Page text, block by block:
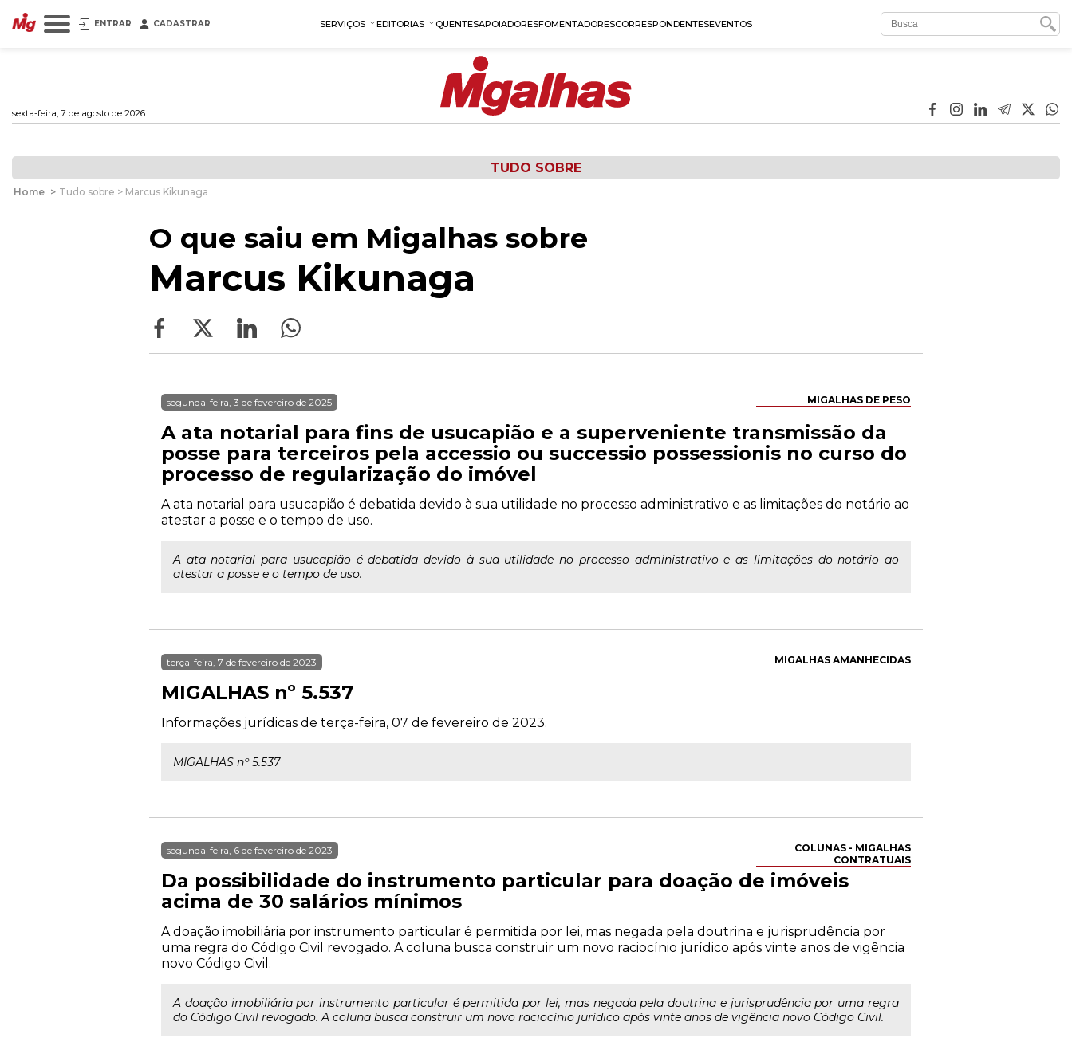
ENTRAR CADASTRAR SERVIÇOS EDITORIAS QUENTESAPOIADORESFOMENTADORESCORRESPONDENTESEVENTOS
sexta-feira, 7 de agosto de 2026
TUDO SOBRE
Home > Tudo sobre > Marcus Kikunaga
O que saiu em Migalhas sobre
Marcus Kikunaga
MIGALHAS DE PESO
segunda-feira, 3 de fevereiro de 2025
A ata notarial para fins de usucapião e a superveniente transmissão da
posse para terceiros pela accessio ou successio possessionis no curso do
processo de regularização do imóvel
A ata notarial para usucapião é debatida devido à sua utilidade no processo administrativo e as limitações do notário ao
atestar a posse e o tempo de uso.
A ata notarial para usucapião é debatida devido à sua utilidade no processo administrativo e as limitações do notário ao
atestar a posse e o tempo de uso.
MIGALHAS AMANHECIDAS
terça-feira, 7 de fevereiro de 2023
MIGALHAS nº 5.537
Informações jurídicas de terça-feira, 07 de fevereiro de 2023.
MIGALHAS nº 5.537
COLUNAS - MIGALHAS
CONTRATUAIS
segunda-feira, 6 de fevereiro de 2023
Da possibilidade do instrumento particular para doação de imóveis
acima de 30 salários mínimos
A doação imobiliária por instrumento particular é permitida por lei, mas negada pela doutrina e jurisprudência por
uma regra do Código Civil revogado. A coluna busca construir um novo raciocínio jurídico após vinte anos de vigência
novo Código Civil.
A doação imobiliária por instrumento particular é permitida por lei, mas negada pela doutrina e jurisprudência por uma regra
do Código Civil revogado. A coluna busca construir um novo raciocínio jurídico após vinte anos de vigência novo Código Civil.